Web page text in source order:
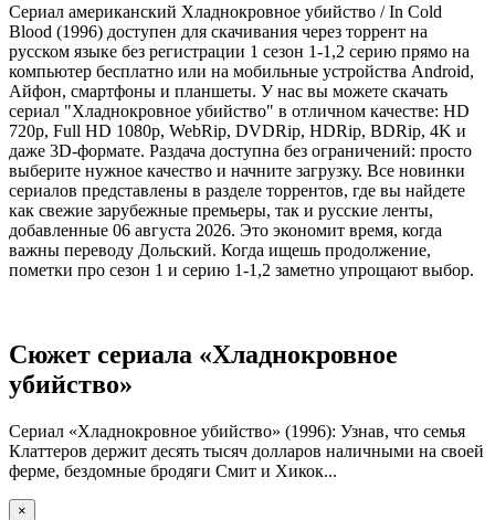
Сериал американский Хладнокровное убийство / In Cold
Blood (1996) доступен для скачивания через торрент на
русском языке без регистрации 1 сезон 1-1,2 серию прямо на
компьютер бесплатно или на мобильные устройства Android,
Айфон, смартфоны и планшеты. У нас вы можете скачать
сериал "Хладнокровное убийство" в отличном качестве: HD
720p, Full HD 1080p, WebRip, DVDRip, HDRip, BDRip, 4K и
даже 3D-формате. Раздача доступна без ограничений: просто
выберите нужное качество и начните загрузку. Все новинки
сериалов представлены в разделе торрентов, где вы найдете
как свежие зарубежные премьеры, так и русские ленты,
добавленные 06 августа 2026. Это экономит время, когда
важны переводу Дольский. Когда ищешь продолжение,
пометки про сезон 1 и серию 1-1,2 заметно упрощают выбор.
Сюжет сериала «Хладнокровное
убийство»
Сериал «Хладнокровное убийство» (1996): Узнав, что семья
Клаттеров держит десять тысяч долларов наличными на своей
ферме, бездомные бродяги Смит и Хикок...
×